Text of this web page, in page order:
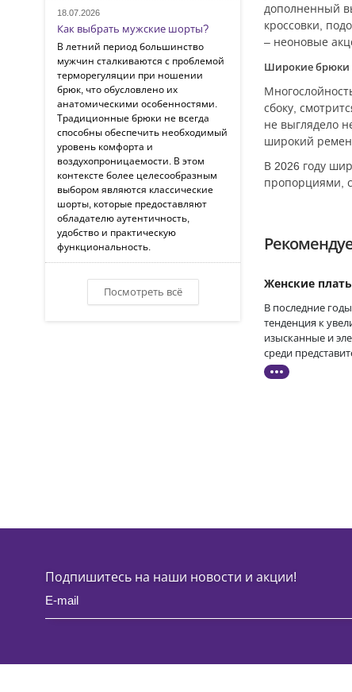
18.07.2026
Как выбрать мужские шорты?
В летний период большинство
мужчин сталкиваются с проблемой
терморегуляции при ношении
брюк, что обусловлено их
анатомическими особенностями.
Традиционные брюки не всегда
способны обеспечить необходимый
уровень комфорта и
воздухопроницаемости. В этом
контексте более целесообразным
выбором являются классические
шорты, которые предоставляют
обладателю аутентичность,
удобство и практическую
функциональность.
Посмотреть всё
дополненный
кроссовки,
– неоновые
Широкие брюки
сбоку,
не выглядело
широкий
В 2026 году
пропорциями,
Женские
В последние
тенденция к
изысканные и
среди
Подпишитесь на наши новости и акции!